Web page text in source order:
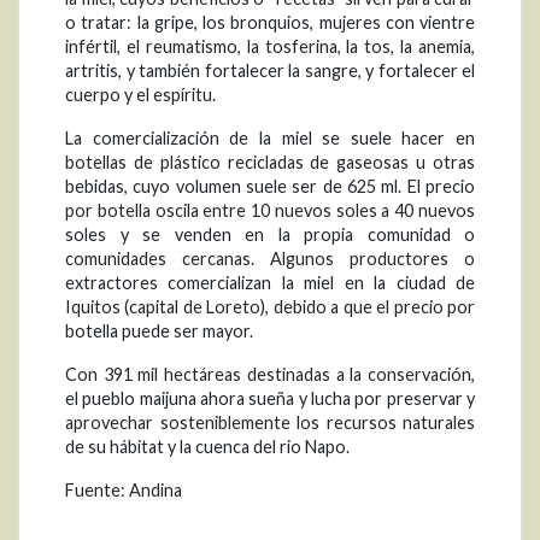
o tratar: la gripe, los bronquios, mujeres con vientre
infértil, el reumatismo, la tosferina, la tos, la anemia,
artritis, y también fortalecer la sangre, y fortalecer el
cuerpo y el espíritu.
La comercialización de la miel se suele hacer en
botellas de plástico recicladas de gaseosas u otras
bebidas, cuyo volumen suele ser de 625 ml. El precio
por botella oscila entre 10 nuevos soles a 40 nuevos
soles y se venden en la propia comunidad o
comunidades cercanas. Algunos productores o
extractores comercializan la miel en la ciudad de
Iquitos (capital de Loreto), debido a que el precio por
botella puede ser mayor.
Con 391 mil hectáreas destinadas a la conservación,
el pueblo maijuna ahora sueña y lucha por preservar y
aprovechar sosteniblemente los recursos naturales
de su hábitat y la cuenca del rio Napo.
Fuente: Andina